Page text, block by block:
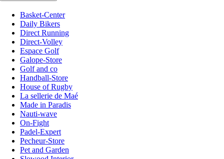
Basket-Center
Daily Bikers
Direct Running
Direct-Volley
Espace Golf
Galope-Store
Golf and co
Handball-Store
House of Rugby
La sellerie de Maé
Made in Paradis
Nauti-wave
On-Fight
Padel-Expert
Pecheur-Store
Pet and Garden